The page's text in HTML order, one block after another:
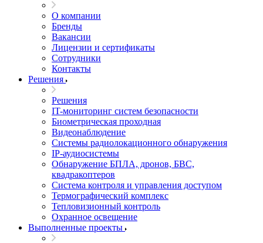
О компании
Бренды
Вакансии
Лицензии и сертификаты
Сотрудники
Контакты
Решения
Решения
IT-мониторинг систем безопасности
Биометрическая проходная
Видеонаблюдение
Системы радиолокационного обнаружения
IP-аудиосистемы
Обнаружение БПЛА, дронов, БВС,
квадракоптеров
Система контроля и управления доступом
Термографический комплекс
Тепловизионный контроль
Охранное освещение
Выполненные проекты